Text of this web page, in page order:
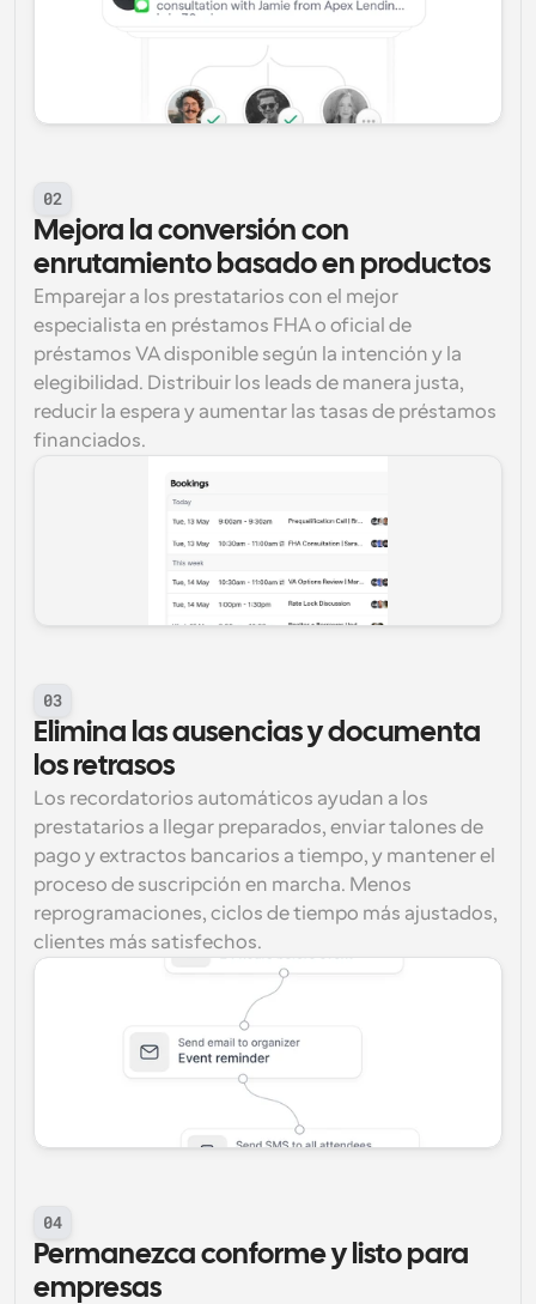
02
Mejora la conversión con
enrutamiento basado en productos
Emparejar a los prestatarios con el mejor
especialista en préstamos FHA o oficial de
préstamos VA disponible según la intención y la
elegibilidad. Distribuir los leads de manera justa,
reducir la espera y aumentar las tasas de préstamos
financiados.
03
Elimina las ausencias y documenta
los retrasos
Los recordatorios automáticos ayudan a los
prestatarios a llegar preparados, enviar talones de
pago y extractos bancarios a tiempo, y mantener el
proceso de suscripción en marcha. Menos
reprogramaciones, ciclos de tiempo más ajustados,
clientes más satisfechos.
04
Permanezca conforme y listo para
empresas